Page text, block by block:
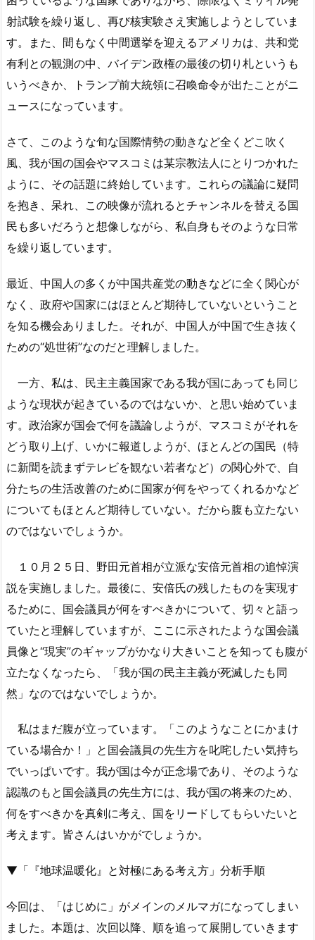
射試験を繰り返し、再び核実験さえ実施しようとしていま
す。また、間もなく中間選挙を迎えるアメリカは、共和党
有利との観測の中、バイデン政権の最後の切り札というも
いうべきか、トランプ前大統領に召喚命令が出たことがニ
ュースになっています。
さて、このような旬な国際情勢の動きなど全くどこ吹く
風、我が国の国会やマスコミは某宗教法人にとりつかれた
ように、その話題に終始しています。これらの議論に疑問
を抱き、呆れ、この映像が流れるとチャンネルを替える国
民も多いだろうと想像しながら、私自身もそのような日常
を繰り返しています。
最近、中国人の多くが中国共産党の動きなどに全く関心が
なく、政府や国家にはほとんど期待していないということ
を知る機会ありました。それが、中国人が中国で生き抜く
ための“処世術”なのだと理解しました。
一方、私は、民主主義国家である我が国にあっても同じ
ような現状が起きているのではないか、と思い始めていま
す。政治家が国会で何を議論しようが、マスコミがそれを
どう取り上げ、いかに報道しようが、ほとんどの国民（特
に新聞を読まずテレビを観ない若者など）の関心外で、自
分たちの生活改善のために国家が何をやってくれるかなど
についてもほとんど期待していない。だから腹も立たない
のではないでしょうか。
１０月２５日、野田元首相が立派な安倍元首相の追悼演
説を実施しました。最後に、安倍氏の残したものを実現す
るために、国会議員が何をすべきかについて、切々と語っ
ていたと理解していますが、ここに示されたような国会議
員像と“現実”のギャップがかなり大きいことを知っても腹が
立たなくなったら、「我が国の民主主義が死滅したも同
然」なのではないでしょうか。
私はまだ腹が立っています。「このようなことにかまけ
ている場合か！」と国会議員の先生方を叱咤したい気持ち
でいっぱいです。我が国は今が正念場であり、そのような
認識のもと国会議員の先生方には、我が国の将来のため、
何をすべきかを真剣に考え、国をリードしてもらいたいと
考えます。皆さんはいかがでしょうか。
▼「『地球温暖化』と対極にある考え方」分析手順
今回は、「はじめに」がメインのメルマガになってしまい
ました。本題は、次回以降、順を追って展開していきます